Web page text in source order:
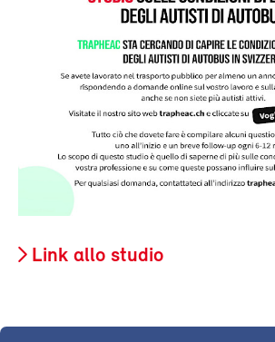
Link allo studio